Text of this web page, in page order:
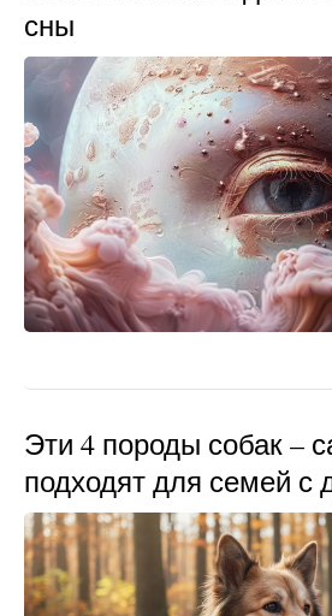
сны
Эти 4 породы собак –
подходят для семей с